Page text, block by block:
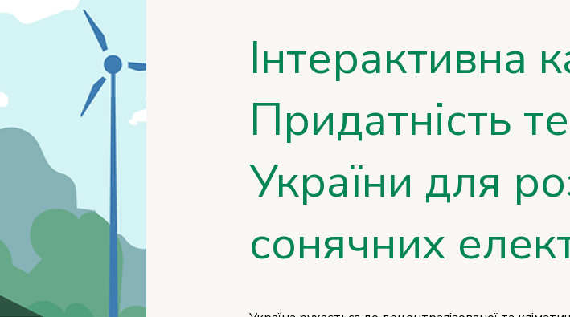
Інтерактивна
Придатність
України для
сонячних